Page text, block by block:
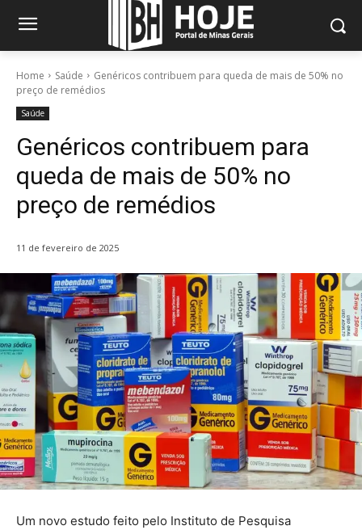
Home Saúde
Genéricos contribuem para queda de mais de 50% no
preço de remédios
Saúde
Genéricos contribuem para
queda de mais de 50% no
preço de remédios
11 de fevereiro de 2025
Um novo estudo feito pelo Instituto de Pesquisa